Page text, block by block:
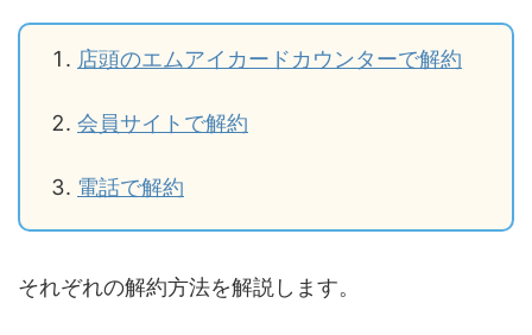
店頭のエムアイカードカウンターで解約
会員サイトで解約
電話で解約
それぞれの解約方法を解説します。